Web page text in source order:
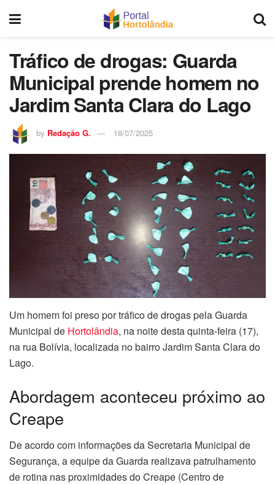
Tráfico de drogas: Guarda
Municipal prende homem no
Jardim Santa Clara do Lago
by Redação G. 18/07/2025
Um homem foi preso por tráfico de drogas pela Guarda
Municipal de Hortolândia, na noite desta quinta-feira (17),
na rua Bolívia, localizada no bairro Jardim Santa Clara do
Lago.
Abordagem aconteceu próximo ao
Creape
De acordo com informações da Secretaria Municipal de
Segurança, a equipe da Guarda realizava patrulhamento
de rotina nas proximidades do Creape (Centro de